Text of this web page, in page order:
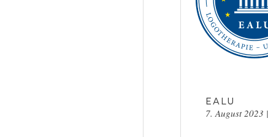
EALU
7. August 2023